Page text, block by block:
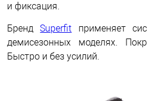
и фиксация.
БрендSuperfit применяет
демисезонных моделях.
Быстро и без усилий.